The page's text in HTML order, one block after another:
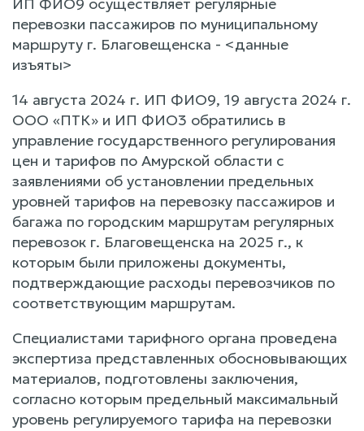
перевозки пассажиров по муниципальному
маршруту г. Благовещенска - <данные
изъяты>
14 августа 2024 г. ИП ФИО9, 19 августа 2024 г.
ООО «ПТК» и ИП ФИО3 обратились в
управление государственного регулирования
цен и тарифов по Амурской области с
заявлениями об установлении предельных
уровней тарифов на перевозку пассажиров и
багажа по городским маршрутам регулярных
перевозок г. Благовещенска на 2025 г., к
которым были приложены документы,
подтверждающие расходы перевозчиков по
соответствующим маршрутам.
Специалистами тарифного органа проведена
экспертиза представленных обосновывающих
материалов, подготовлены заключения,
согласно которым предельный максимальный
уровень регулируемого тарифа на перевозки